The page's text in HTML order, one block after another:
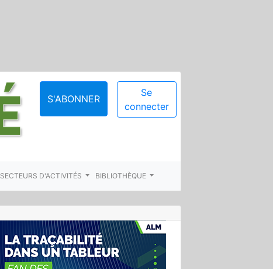
S'ABONNER
Se
connecter
SECTEURS D'ACTIVITÉS BIBLIOTHÈQUE